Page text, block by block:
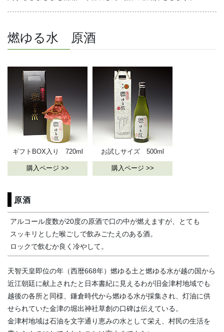
燃ゆる水 原酒
ギフトBOX入り 720ml
購入ページ >>
お試しサイズ 500ml
購入ページ >>
原酒
アルコール度数が20度の原酒で口の中が燃えますが、とても
スッキリとした喉ごしで飲みごたえのある酒。
ロックで飲むか良く冷やして。
天智天皇即位の年（西暦668年）燃ゆる土と燃ゆる水が越の国から
近江朝廷に献上されたと日本書紀に見えるわが旧金津村地域でも
越後の各所と同様、鎌倉時代から燃ゆる水が採集され、灯油に供
せられていた金津の堀出神社草創の口碑は伝えている。
金津村地域は石油を文字通り恵みの水として栄え、村民の生活を